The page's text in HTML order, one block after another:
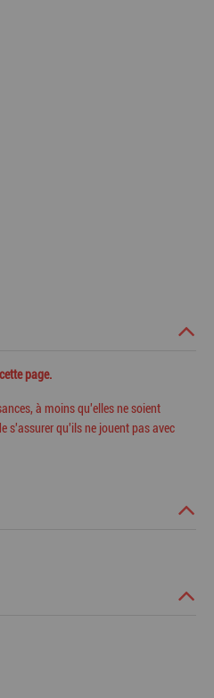
page.
à moins qu'ellesne soient
s'assurer qu'ils ne jouent pas avec